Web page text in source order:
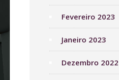
Fevereiro 2023
Janeiro 2023
Dezembro 2022